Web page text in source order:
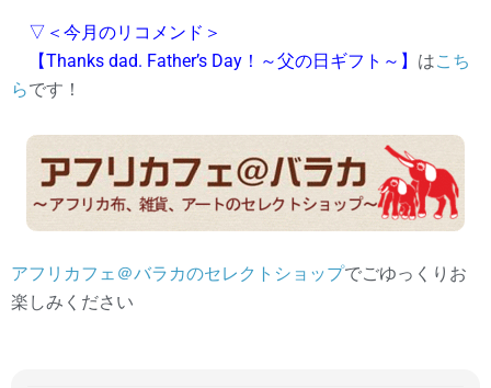
▽＜今月のリコメンド＞
【Thanks dad. Father’s Day！～父の日ギフト～】 はこち
らです！
アフリカフェ＠バラカのセレクトショップでごゆっくりお
楽しみください